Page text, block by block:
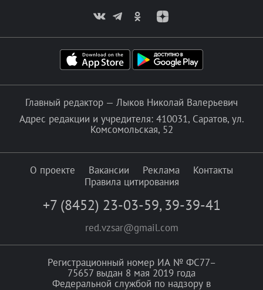
Главный редактор — Лыков Николай Валерьевич
Адрес редакции и учредителя: 410031, Саратов, ул.
Комсомольская, 52
О проекте Вакансии Реклама
Контакты
Правила цитирования
+7 (8452) 23-03-59, 39-39-41
red.vzsar@gmail.com
Регистрационный номер ИА № ФС77–
75657 выдан 8 мая 2019 года
Федеральной службой по надзору в